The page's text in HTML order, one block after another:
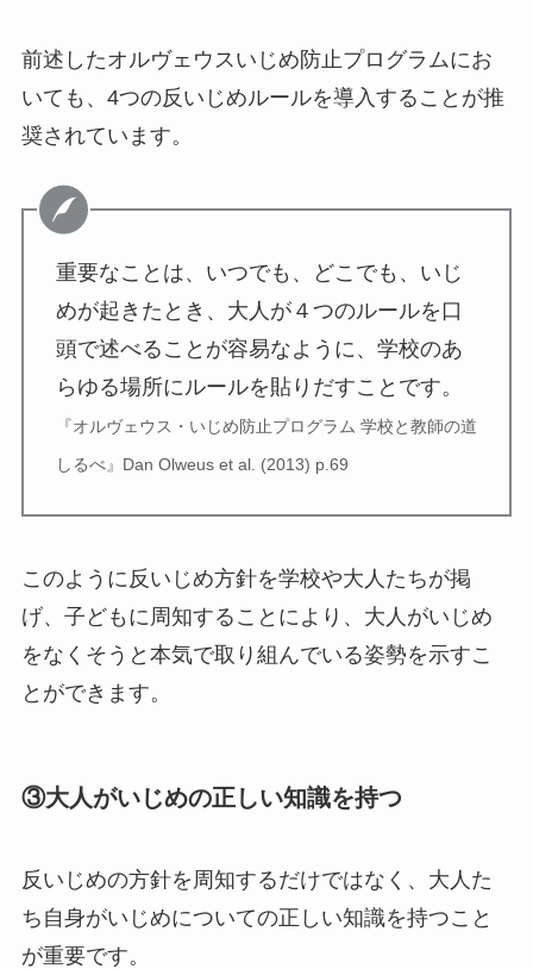
前述したオルヴェウスいじめ防止プログラムにお
いても、4つの反いじめルールを導入することが推
奨されています。
重要なことは、いつでも、どこでも、いじ
めが起きたとき、大人が４つのルールを口
頭で述べることが容易なように、学校のあ
らゆる場所にルールを貼りだすことです。
『オルヴェウス・いじめ防止プログラム 学校と教師の道
しるべ』Dan Olweus et al. (2013) p.69
このように反いじめ方針を学校や大人たちが掲
げ、子どもに周知することにより、大人がいじめ
をなくそうと本気で取り組んでいる姿勢を示すこ
とができます。
③大人がいじめの正しい知識を持つ
反いじめの方針を周知するだけではなく、大人た
ち自身がいじめについての正しい知識を持つこと
が重要です。